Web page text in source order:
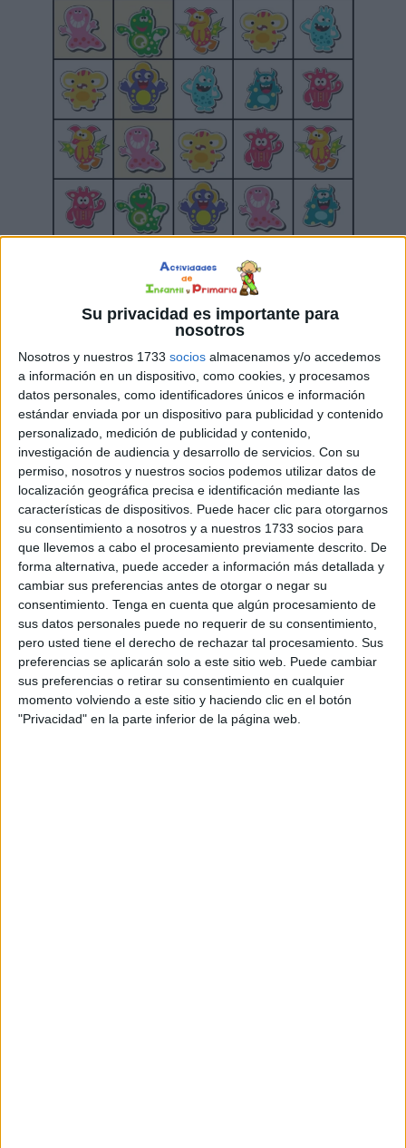
Su privacidad es importante para
nosotros
Nosotros y nuestros 1733 socios almacenamos y/o accedemos
a información en un dispositivo, como cookies, y procesamos
datos personales, como identificadores únicos e información
estándar enviada por un dispositivo para publicidad y contenido
personalizado, medición de publicidad y contenido,
investigación de audiencia y desarrollo de servicios. Con su
permiso, nosotros y nuestros socios podemos utilizar datos de
localización geográfica precisa e identificación mediante las
características de dispositivos. Puede hacer clic para otorgarnos
su consentimiento a nosotros y a nuestros 1733 socios para
que llevemos a cabo el procesamiento previamente descrito. De
forma alternativa, puede acceder a información más detallada y
cambiar sus preferencias antes de otorgar o negar su
consentimiento. Tenga en cuenta que algún procesamiento de
sus datos personales puede no requerir de su consentimiento,
pero usted tiene el derecho de rechazar tal procesamiento. Sus
preferencias se aplicarán solo a este sitio web. Puede cambiar
sus preferencias o retirar su consentimiento en cualquier
momento volviendo a este sitio y haciendo clic en el botón
"Privacidad" en la parte inferior de la página web.